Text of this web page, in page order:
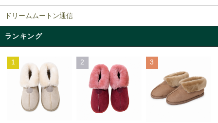
ドリームムートン通信
ランキング
1 2 3